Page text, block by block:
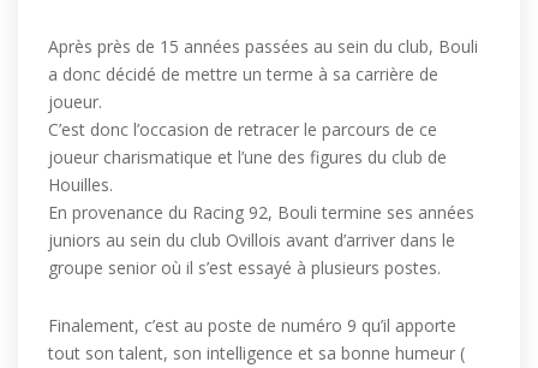
Après près de 15 années passées au sein du club, Bouli
a donc décidé de mettre un terme à sa carrière de
joueur.
C’est donc l’occasion de retracer le parcours de ce
joueur charismatique et l’une des figures du club de
Houilles.
En provenance du Racing 92, Bouli termine ses années
juniors au sein du club Ovillois avant d’arriver dans le
groupe senior où il s’est essayé à plusieurs postes.
Finalement, c’est au poste de numéro 9 qu’il apporte
tout son talent, son intelligence et sa bonne humeur (